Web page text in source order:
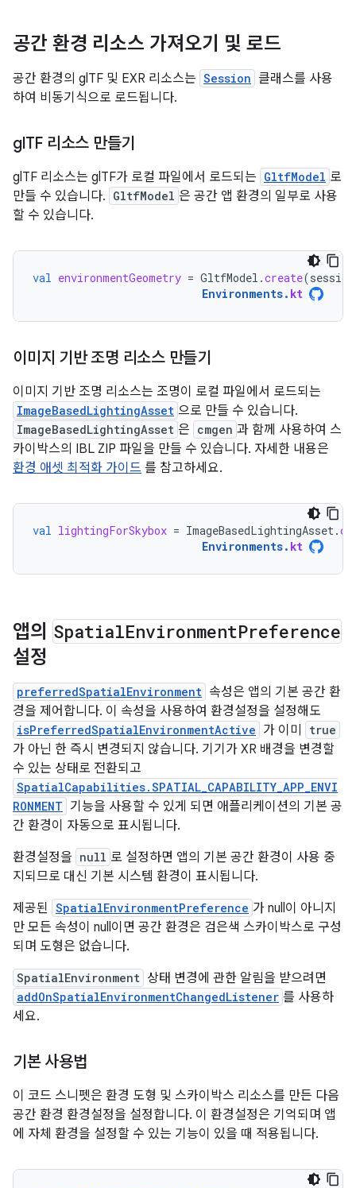
공간 환경 리소스 가져오기 및 로드
공간 환경의 glTF 및 EXR 리소스는 Session 클래스를 사용
하여 비동기식으로 로드됩니다.
glTF 리소스 만들기
glTF 리소스는 glTF가 로컬 파일에서 로드되는 GltfModel 로
만들 수 있습니다. GltfModel 은 공간 앱 환경의 일부로 사용
할 수 있습니다.
val environmentGeometry = GltfModel .create(session
Environments. kt
이미지 기반 조명 리소스 만들기
이미지 기반 조명 리소스는 조명이 로컬 파일에서 로드되는
ImageBasedLightingAsset 으로 만들 수 있습니다.
ImageBasedLightingAsset 은 cmgen 과 함께 사용하여 스
카이박스의 IBL ZIP 파일을 만들 수 있습니다. 자세한 내용은
환경 애셋 최적화 가이드 를 참고하세요.
val lightingForSkybox = ImageBasedLightingAsset.
Environments. kt
앱의 SpatialEnvironmentPreference
설정
preferredSpatialEnvironment 속성은 앱의 기본 공간 환
경을 제어합니다. 이 속성을 사용하여 환경설정을 설정해도
isPreferredSpatialEnvironmentActive 가 이미 true
가 아닌 한 즉시 변경되지 않습니다. 기기가 XR 배경을 변경할
수 있는 상태로 전환되고
SpatialCapabilities.SPATIAL_CAPABILITY_APP_ENVI
RONMENT 기능을 사용할 수 있게 되면 애플리케이션의 기본 공
간 환경이 자동으로 표시됩니다.
환경설정을 null 로 설정하면 앱의 기본 공간 환경이 사용 중
지되므로 대신 기본 시스템 환경이 표시됩니다.
제공된 SpatialEnvironmentPreference 가 null이 아니지
만 모든 속성이 null이면 공간 환경은 검은색 스카이박스로 구성
되며 도형은 없습니다.
SpatialEnvironment 상태 변경에 관한 알림을 받으려면
addOnSpatialEnvironmentChangedListener 를 사용하
세요.
기본 사용법
이 코드 스니펫은 환경 도형 및 스카이박스 리소스를 만든 다음
공간 환경 환경설정을 설정합니다. 이 환경설정은 기억되며 앱
에 자체 환경을 설정할 수 있는 기능이 있을 때 적용됩니다.